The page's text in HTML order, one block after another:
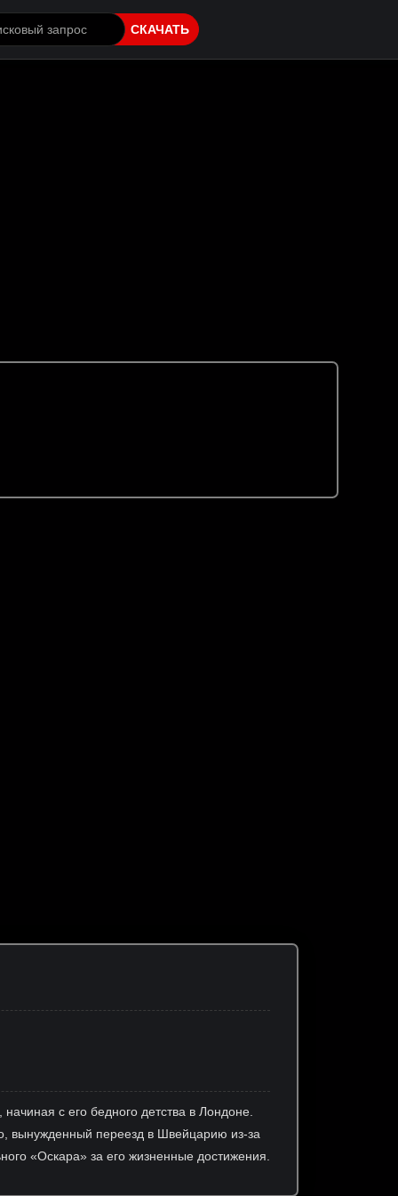
СКАЧАТЬ
с его бедного детства в Лондоне.
вынужденный переезд в Швейцарию из-за
«Оскара» за его жизненные достижения.